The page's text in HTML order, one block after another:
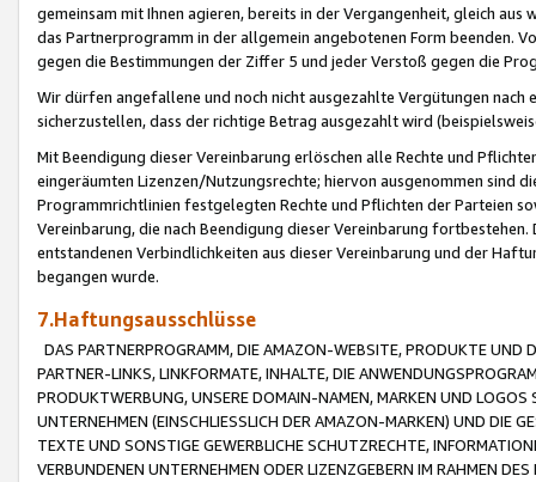
gemeinsam mit Ihnen agieren, bereits in der Vergangenheit, gleich
das Partnerprogramm in der allgemein angebotenen Form beenden.
gegen die Bestimmungen der Ziffer 5 und jeder Verstoß gegen die
Wir dürfen angefallene und noch nicht ausgezahlte Vergütungen
sicherzustellen, dass der richtige Betrag ausgezahlt wird
Mit Beendigung dieser Vereinbarung erlöschen alle Rechte und
eingeräumten Lizenzen/Nutzungsrechte; hiervon ausgenommen sind
Programmrichtlinien festgelegten Rechte und Pflichten der Parteien
Vereinbarung, die nach Beendigung dieser Vereinbarung
entstandenen Verbindlichkeiten aus dieser Vereinbarung und der
begangen wurde.
7.Haftungsausschlüsse
DAS PARTNERPROGRAMM, DIE AMAZON-WEBSITE, PRODUKTE UND
PARTNER-LINKS, LINKFORMATE, INHALTE, DIE
PRODUKTWERBUNG, UNSERE DOMAIN-NAMEN, MARKEN UND
UNTERNEHMEN (EINSCHLIESSLICH DER AMAZON-MARKEN) UND DIE
TEXTE UND SONSTIGE GEWERBLICHE SCHUTZRECHTE,
VERBUNDENEN UNTERNEHMEN ODER LIZENZGEBERN IM RAHMEN